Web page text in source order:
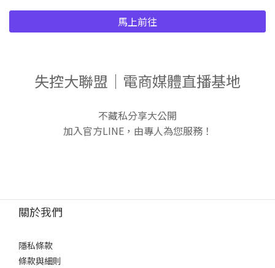
馬上前往
失控大聯盟｜電商媒體直播基地
不藏私分享大公開
加入官方LINE，由專人為您服務！
關於我們
隱私條款
條款與細則